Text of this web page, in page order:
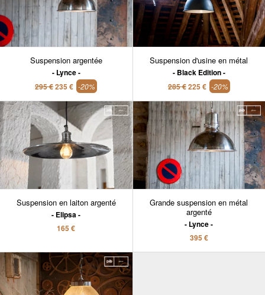
Suspension argentée
Lynce
295 €235 € -20%
Suspension d'usine en métal
Black Edition
285 €225 € -20%
Suspension en laiton argenté
Elipsa
165 €
Grande suspension en métal
argenté
Lynce
395 €